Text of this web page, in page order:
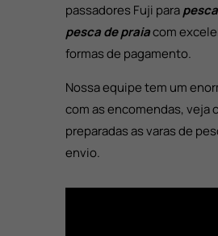
passadores Fuji para
pesca de praiacom
formas de pagamento.
Nossa equipe tem um
com as encomendas, veja
preparadas as varas de
envio.